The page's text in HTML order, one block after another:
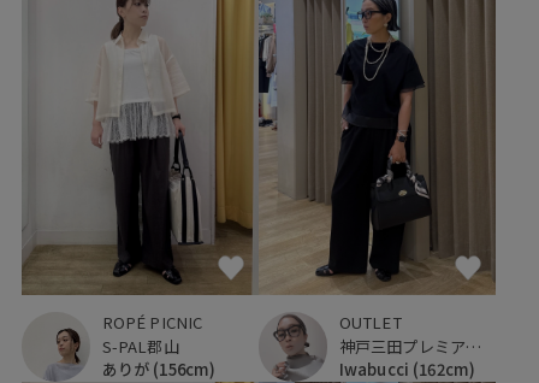
ROPÉ PICNIC
S-PAL郡山
ありが (156cm)
OUTLET
神戸三田プレミアム・アウトレット
Iwabucci (162cm)